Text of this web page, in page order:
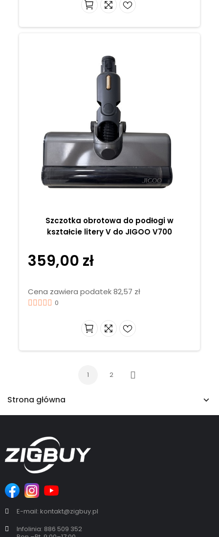
Strona główna
Szczotka obrotowa do podłogi w
kształcie litery V do JIGOO V700
359,00 zł
Cena zawiera podatek 82,57 zł
0
1 2 Następny
E-mail: kontakt@zigbuy.pl
Infolinia: 886 509 352